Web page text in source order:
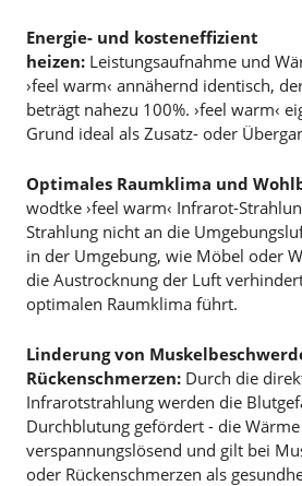
Energie- und kosteneffizient
heizen: Leistungsaufnahme und
›feel warm‹ annähernd identisch,
beträgt nahezu 100%. ›feel warm‹
Grund ideal als Zusatz- oder
Optimales Raumklima und
wodtke ›feel warm‹ Infrarot-
Strahlung nicht an die
in der Umgebung, wie Möbel oder
die Austrocknung der Luft
optimalen Raumklima führt.
Linderung von
Rückenschmerzen: Durch die
Infrarotstrahlung werden die
Durchblutung gefördert - die
verspannungslösend und gilt bei
oder Rückenschmerzen als